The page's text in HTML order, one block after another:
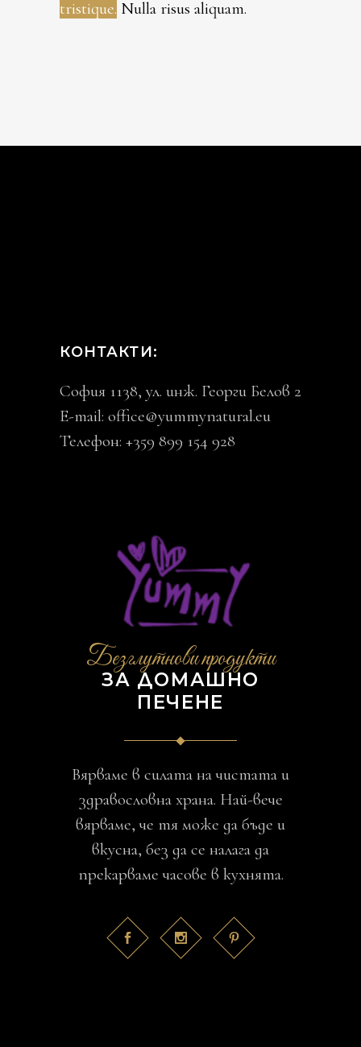
tristique. Nulla risus aliquam.
КОНТАКТИ:
София 1138, ул. инж. Георги Белов 2
E-mail: office@yummynatural.eu
Телефон: +359 899 154 928
Безглутнови продукти
ЗА ДОМАШНО
ПЕЧЕНЕ
Вярваме в силата на чистата и
здравословна храна. Най-вече
вярваме, че тя може да бъде и
вкусна, без да се налага да
прекарваме часове в кухнята.